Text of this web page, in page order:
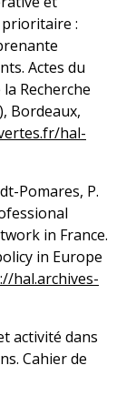
prioritaire :
Actes du
Recherche
Bordeaux,
hal-
Pomares, P.
in France.
in Europe
hal.archives-
activité dans
Cahier de